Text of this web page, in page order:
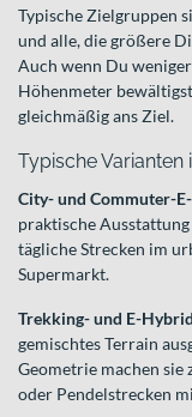
Typische Zielgruppen
und alle, die größere
Auch wenn Du
Höhenmeter
gleichmäßig ans Ziel.
Typische
City- und Commuter-
praktische
tägliche Strecken im
Supermarkt.
Trekking- und E-
gemischtes Terrain
Geometrie machen sie
oder Pendelstrecken